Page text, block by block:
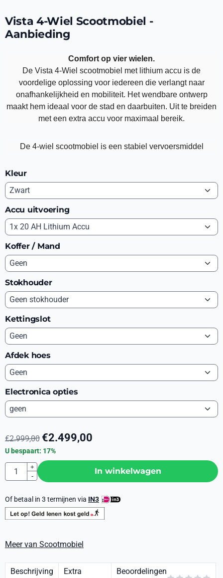
Vista 4-Wiel Scootmobiel -
Aanbieding
Comfort op vier wielen.
De Vista 4-Wiel scootmobiel met lithium accu is de
voordelige oplossing voor iedereen die verlangt naar
onafhankelijkheid en mobiliteit. Het wendbare ontwerp
maakt hem ideaal voor de stad en daarbuiten. Uit te breiden
met een extra accu voor maximaal bereik.
De 4-wiel scootmobiel is een stabiel vervoersmiddel
Kleur
Accu uitvoering
Koffer / Mand
Stokhouder
Kettingslot
Afdek hoes
Electronica opties
€2.999,00 €2.499,00
U bespaart: 17%
Aantal
+
-
In winkelwagen
Of betaal in 3 termijnen via IN3
Meer van Scootmobiel
Beschrijving
Extra
Beoordelingen